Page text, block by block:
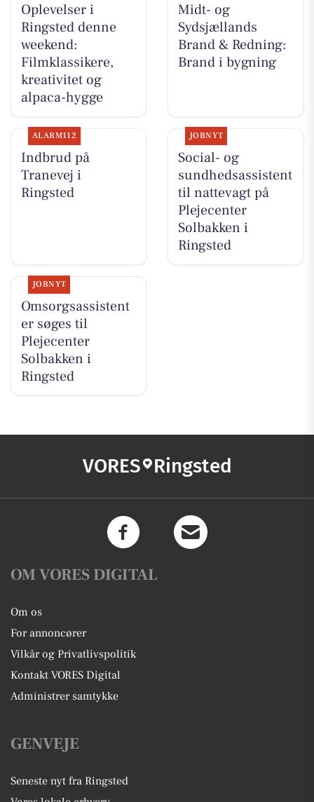
Oplevelser i
Ringsted denne
weekend:
Filmklassikere,
kreativitet og
alpaca-hygge
Midt- og
Sydsjællands
Brand & Redning:
Brand i bygning
ALARM112
Indbrud på
Tranevej i
Ringsted
JOBNYT
Social- og
sundhedsassistent
til nattevagt på
Plejecenter
Solbakken i
Ringsted
JOBNYT
Omsorgsassistent
er søges til
Plejecenter
Solbakken i
Ringsted
VORES Ringsted
OM VORES DIGITAL
Om os
For annoncører
Vilkår og Privatlivspolitik
Kontakt VORES Digital
Administrer samtykke
GENVEJE
Seneste nyt fra Ringsted